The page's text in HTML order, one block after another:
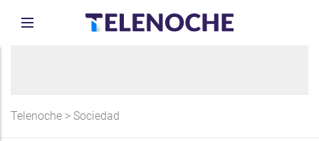
Telenoche > Sociedad